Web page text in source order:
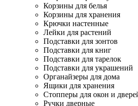
Корзины для белья
Корзины для хранения
Крючки настенные
Лейки для растений
Подставки для зонтов
Подставки для книг
Подставки для тарелок
Подставки для украшений
Органайзеры для дома
Ящики для хранения
Стопперы для окон и
Ручки дверные